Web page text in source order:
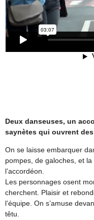
Deux danseuses, un
saynètes qui ouvrent
On se laisse embarquer
pompes, de galoches, et
l’accordéon.
Les personnages osent
cherchent. Plaisir et
l’équipe. On s’amuse
têtu.